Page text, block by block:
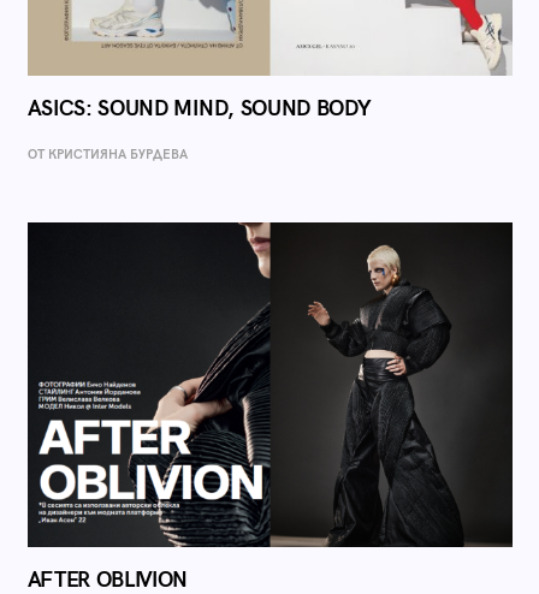
ASICS: SOUND MIND, SOUND BODY
ОТ КРИСТИЯНА БУРДЕВА
AFTER OBLIVION